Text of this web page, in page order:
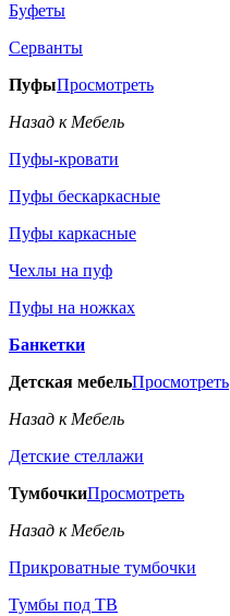
Буфеты
Серванты
ПуфыПросмотреть
Назад к Мебель
Пуфы-кровати
Пуфы бескаркасные
Пуфы каркасные
Чехлы на пуф
Пуфы на ножках
Банкетки
Детская мебельПросмотреть
Назад к Мебель
Детские стеллажи
ТумбочкиПросмотреть
Назад к Мебель
Прикроватные тумбочки
Тумбы под ТВ